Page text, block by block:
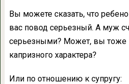
Вы можете сказать, что
вас повод серьезный. А муж
серьезными? Может, вы тоже
капризного характера?
Или по отношению к супругу: